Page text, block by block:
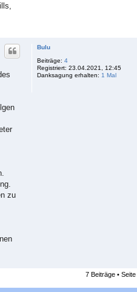
Bulu
Beiträge: 4
Registriert: 23.04.2021, 12:45
Danksagung erhalten: 1 Mal
zu
7 Beiträge • Seite